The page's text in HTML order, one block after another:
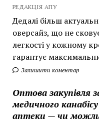
РЕДАКЦІЯ АПУ
Дедалі більш
оверсайз, що не
легкості у кожному
гарантує
Залишити коментар
Оптова закупівля
медичного
аптеки — чи